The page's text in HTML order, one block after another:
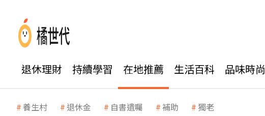
退休理財 持續學習 在地推薦 生活百科 品味時尚
養生村 退休金 自書遺囑 補助 獨老